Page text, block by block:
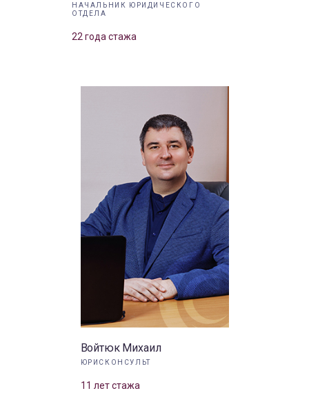
НАЧАЛЬНИК ЮРИДИЧЕСКОГО
ОТДЕЛА
22 года стажа
Войтюк Михаил
ЮРИСКОНСУЛЬТ
11 лет стажа